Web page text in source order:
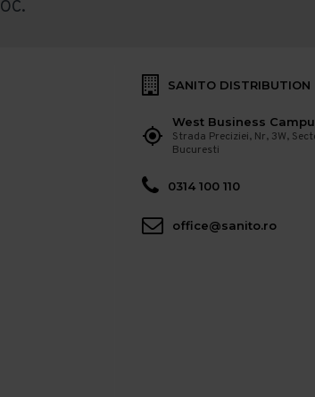
SANITO DISTRIBUTION
West Business
Strada Preciziei, Nr, 3W,
Bucuresti
0314 100 110
office@sanito.ro